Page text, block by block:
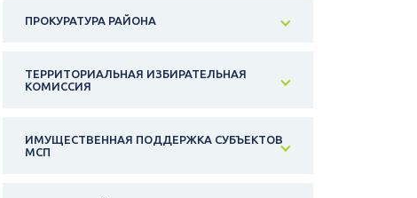
ПРОКУРАТУРА РАЙОНА
ТЕРРИТОРИАЛЬНАЯ ИЗБИРАТЕЛЬНАЯ
КОМИССИЯ
ИМУЩЕСТВЕННАЯ ПОДДЕРЖКА СУБЪЕКТОВ
МСП